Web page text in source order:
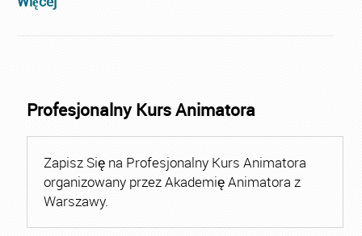
Profesjonalny Kurs Animatora
Zapisz Się na Profesjonalny Kurs Animatora
organizowany przez Akademię Animatora z
Warszawy.